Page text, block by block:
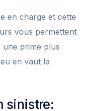
en charge et cette
vous permettent
une prime plus
en vaut la
sinistre: